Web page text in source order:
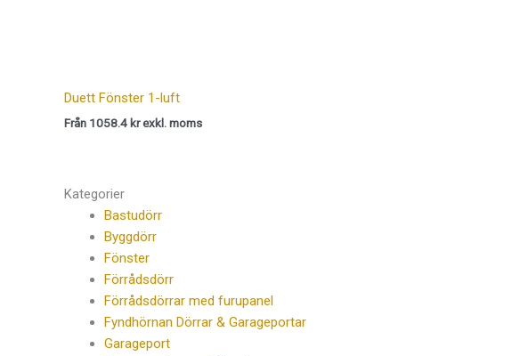
Duett Fönster 1-luft
Från 1058.4 kr exkl. moms
Kategorier
Bastudörr
Byggdörr
Fönster
Förrådsdörr
Förrådsdörrar med furupanel
Fyndhörnan Dörrar & Garageportar
Garageport